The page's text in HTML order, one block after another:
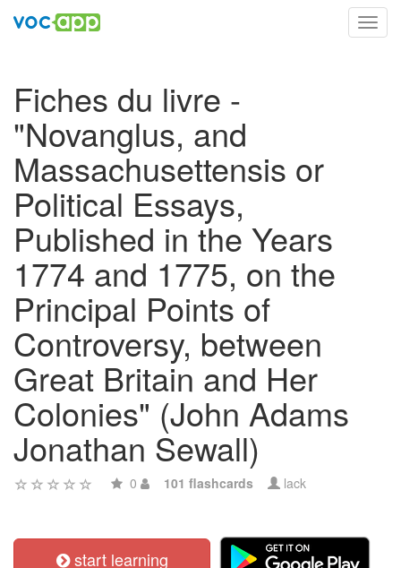
Fiches du livre -
"Novanglus, and
Massachusettensis or
Political Essays,
Published in the Years
1774 and 1775, on the
Principal Points of
Controversy, between
Great Britain and Her
Colonies" (John Adams
Jonathan Sewall)
0 101 flashcards lack
start learning